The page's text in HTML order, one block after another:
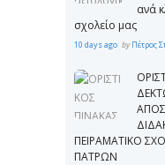
ανά
σχολείο μας
10 days ago byΠέτρος
ΠΕΙΡΑΜΑΤΙΚΟ
ΠΑΤΡΩΝ